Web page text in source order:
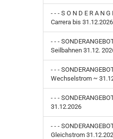
- - - S O N D E R A N
Carrera bis 31.12.2026
- - -
Seilbahnen 31.12.
- - -
Wechselstrom ~
- - -
31.12.2026
- - -
Gleichstrom